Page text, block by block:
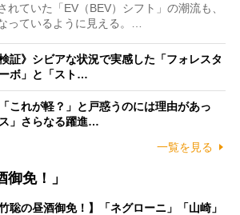
ていた「EV（BEV）シフト」の潮流も、
っているように見える。…
証》シビアな状況で実感した「フォレスタ
ボ」と「スト…
これが軽？」と戸惑うのには理由があっ
」さらなる躍進…
一覧を見る
免！」
竹聡の昼酒御免！】「ネグローニ」「山崎」